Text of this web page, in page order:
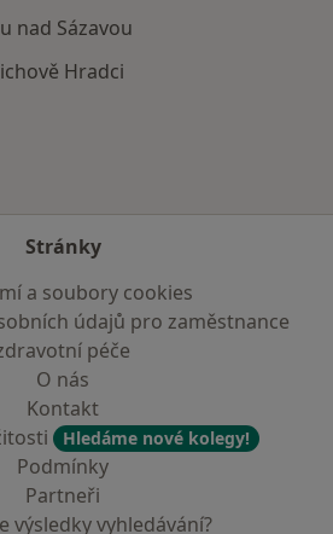
nad Sázavou
Hradci
Stránky
a soubory cookies
údajů pro zaměstnance
péče
O nás
Kontakt
Hledáme nové kolegy!
Podmínky
Partneři
výsledky vyhledávání?